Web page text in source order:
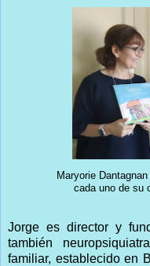
Maryorie
cada uno de su
Jorge es director y
también
familiar, establecido en